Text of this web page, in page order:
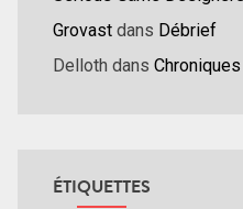
Grovast dans Débrief
Delloth dans
ÉTIQUETTES